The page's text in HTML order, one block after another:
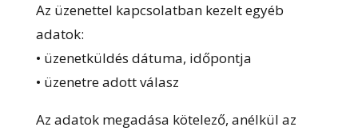
Az üzenettel kapcsolatban kezelt egyéb
adatok:
• üzenetküldés dátuma, időpontja
• üzenetre adott válasz
Az adatok megadása kötelező, anélkül az